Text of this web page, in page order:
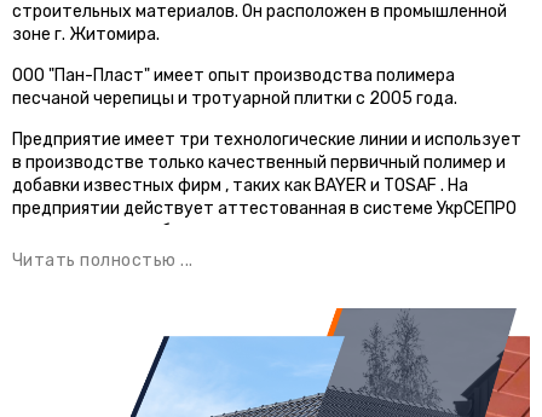
строительных материалов. Он расположен в промышленной
зоне г. Житомира.
ООО "Пан-Пласт" имеет опыт производства полимера
песчаной черепицы и тротуарной плитки с 2005 года.
Предприятие имеет три технологические линии и использует
в производстве только качественный первичный полимер и
добавки известных фирм , таких как BAYER и TOSAF . На
предприятии действует аттестованная в системе УкрСЕПРО
измерительная лаборатория.
Наличие у ООО «Пан-Пласт» лабораторной базы позволяет
цветовую гамму, работать над расширением номенклатуры и
снижением себестоимости.
Предприятием зарегистрирован товарный знак PAAN-PLAST
на продукцию №135512 от 25.02.11 г.
Читать полностью ...